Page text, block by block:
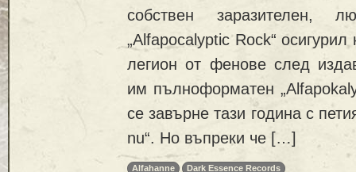
собствен заразителен,
„Alfapocalyptic Rock“ осигурил
легион от фенове след
им пълноформатен
се завърне тази година с
nu“. Но въпреки че […]
Alfahanne Dark Essence Records